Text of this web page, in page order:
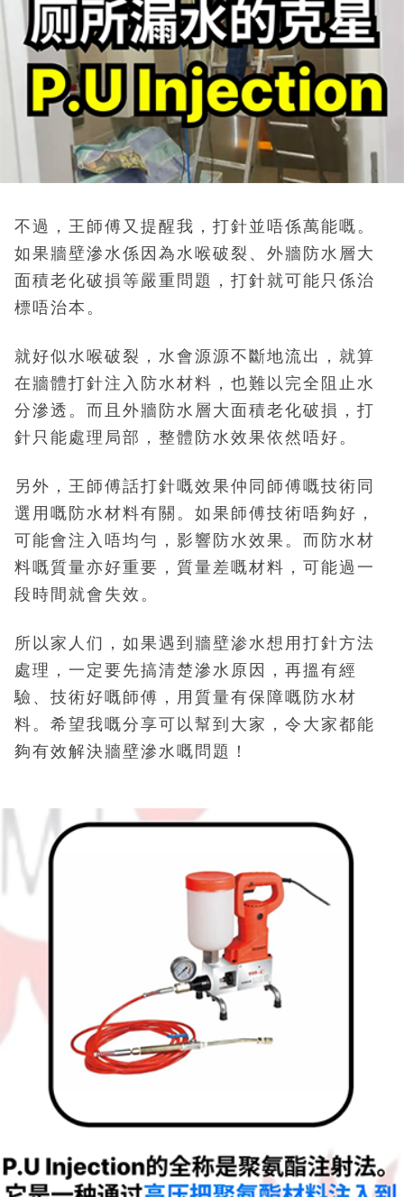
不過，王師傅又提醒我，打針並唔係萬能嘅。
如果牆壁滲水係因為水喉破裂、外牆防水層大
面積老化破損等嚴重問題，打針就可能只係治
標唔治本。
就好似水喉破裂，水會源源不斷地流出，就算
在牆體打針注入防水材料，也難以完全阻止水
分滲透。而且外牆防水層大面積老化破損，打
針只能處理局部，整體防水效果依然唔好。
另外，王師傅話打針嘅效果仲同師傅嘅技術同
選用嘅防水材料有關。如果師傅技術唔夠好，
可能會注入唔均勻，影響防水效果。而防水材
料嘅質量亦好重要，質量差嘅材料，可能過一
段時間就會失效。
所以家人们，如果遇到牆壁渗水想用打針方法
處理，一定要先搞清楚滲水原因，再搵有經
驗、技術好嘅師傅，用質量有保障嘅防水材
料。希望我嘅分享可以幫到大家，令大家都能
夠有效解決牆壁滲水嘅問題！